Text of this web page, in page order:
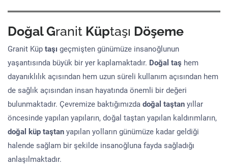
Doğal Granit Küptaşı Döşeme
Granit Küp taşı geçmişten günümüze insanoğlunun
yaşantısında büyük bir yer kaplamaktadır. Doğal taş hem
dayanıklılık açısından hem uzun süreli kullanım açısından hem
de sağlık açısından insan hayatında önemli bir değeri
bulunmaktadır. Çevremize baktığımızda doğal taştan yıllar
öncesinde yapılan yapıların, doğal taştan yapılan kaldırımların,
doğal küp taştan yapılan yolların günümüze kadar geldiği
halende sağlam bir şekilde insanoğluna fayda sağladığı
anlaşılmaktadır.